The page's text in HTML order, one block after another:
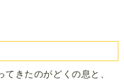
きたのがどくの息と、